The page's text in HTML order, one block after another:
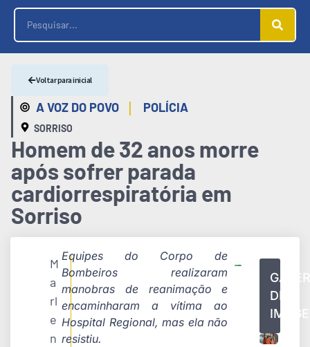
A VOZ DO POVO | POLÍCIA
SORRISO
Voltar para inicial
Homem de 32 anos morre
após sofrer parada
cardiorrespiratória em
Sorriso
M
a
rl
e
n
Equipes do Corpo de
Bombeiros realizaram
manobras de reanimação e
encaminharam a vítima ao
Hospital Regional, mas ela não
resistiu.
DE